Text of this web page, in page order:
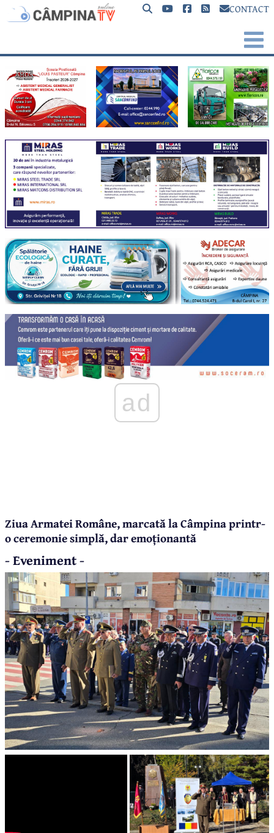
CONTACT
ad
Ziua Armatei Române, marcată la Câmpina printr-
o ceremonie simplă, dar emoționantă
- Eveniment -